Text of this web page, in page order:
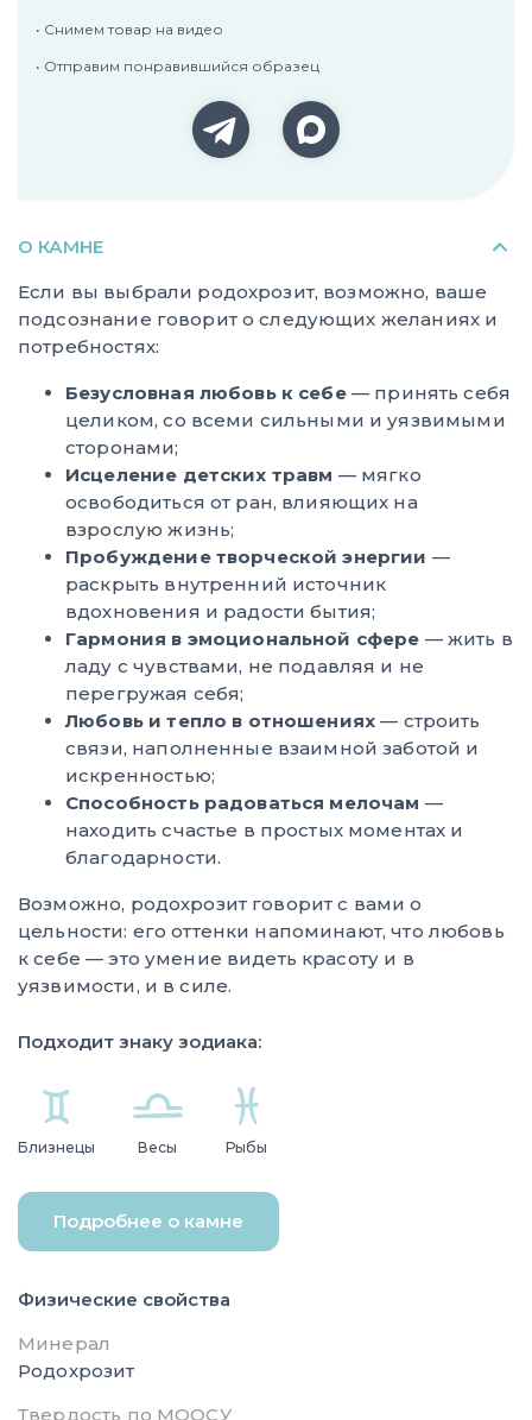
• Снимем товар на видео
• Отправим понравившийся образец
О КАМНЕ
Если вы выбрали родохрозит, возможно, ваше
подсознание говорит о следующих желаниях и
потребностях:
Безусловная любовь к себе— принять себя
целиком, со всеми сильными и уязвимыми
сторонами;
Исцеление детских травм — мягко
освободиться от ран, влияющих на
взрослую жизнь;
Пробуждение творческой энергии —
раскрыть внутренний источник
вдохновения и радости бытия;
Гармония в эмоциональной сфере — жить в
ладу с чувствами, не подавляя и не
перегружая себя;
Любовь и тепло в отношениях — строить
связи, наполненные взаимной заботой и
искренностью;
Способность радоваться мелочам —
находить счастье в простых моментах и
благодарности.
Возможно, родохрозит говорит с вами о
цельности: его оттенки напоминают, что любовь
к себе — это умение видеть красоту и в
уязвимости, и в силе.
Подходит знаку зодиака:
Близнецы Весы Рыбы
Подробнее о камне
Физические свойства
Минерал
Родохрозит
Твердость по МООСУ